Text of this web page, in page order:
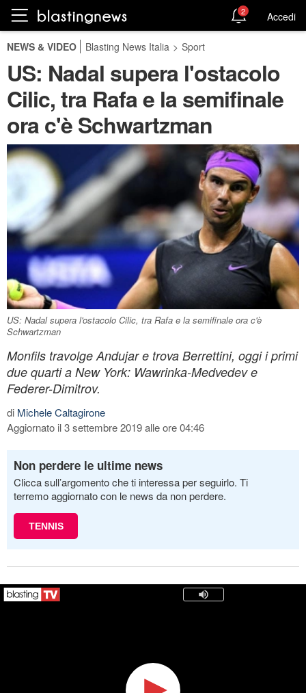
2 Accedi
NEWS & VIDEO Blasting News Italia > Sport
US: Nadal supera l'ostacolo
Cilic, tra Rafa e la semifinale
ora c'è Schwartzman
US: Nadal supera l'ostacolo Cilic, tra Rafa e la semifinale ora c'è
Schwartzman
Monfils travolge Andujar e trova Berrettini, oggi i primi
due quarti a New York: Wawrinka-Medvedev e
Federer-Dimitrov.
di Michele Caltagirone
Aggiornato il 3 settembre 2019 alle ore 04:46
Non perdere le ultime news
Clicca sull’argomento che ti interessa per seguirlo. Ti
terremo aggiornato con le news da non perdere.
TENNIS